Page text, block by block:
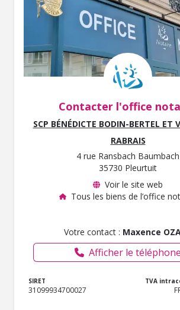
Contacter l'office
SCP BÉNÉDICTE BODIN-BERTEL ET
RABRAIS
4 rue Ransbach Baumbach
35730 Pleurtuit
Voir le site web
Tous les biens de l’office
Votre contact : Maxence
Afficher le téléphone
SIRET
31099934700027
TVA